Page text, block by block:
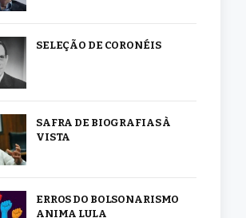
SELEÇÃO DE CORONÉIS
SAFRA DE BIOGRAFIAS À
VISTA
ERROS DO BOLSONARISMO
ANIMA LULA